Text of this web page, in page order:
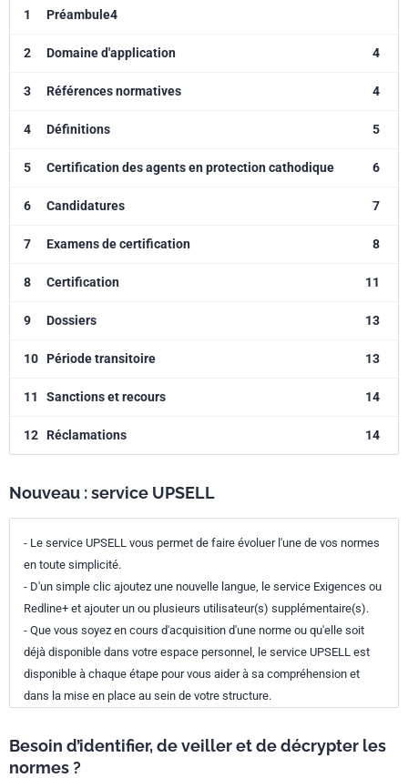
1 Préambule4
2 Domaine d'application 4
3 Références normatives 4
4 Définitions 5
5 Certification des agents en protection cathodique 6
6 Candidatures 7
7 Examens de certification 8
8 Certification 11
9 Dossiers 13
10 Période transitoire 13
11 Sanctions et recours 14
12 Réclamations 14
Nouveau : service UPSELL
- Le service UPSELL vous permet de faire évoluer l'une de vos normes
en toute simplicité.
- D'un simple clic ajoutez une nouvelle langue, le service Exigences ou
Redline+ et ajouter un ou plusieurs utilisateur(s) supplémentaire(s).
- Que vous soyez en cours d'acquisition d'une norme ou qu'elle soit
déjà disponible dans votre espace personnel, le service UPSELL est
disponible à chaque étape pour vous aider à sa compréhension et
dans la mise en place au sein de votre structure.
Besoin d’identifier, de veiller et de décrypter les
normes ?